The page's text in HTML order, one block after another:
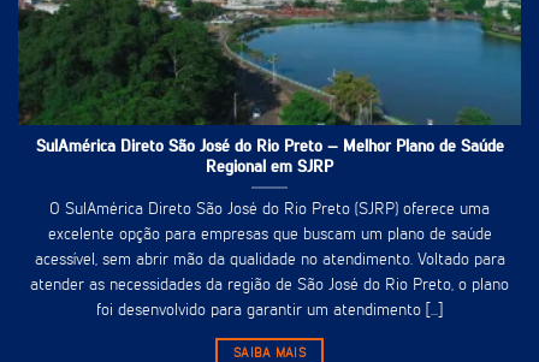
SulAmérica Direto São José do Rio Preto – Melhor Plano de Saúde
Regional em SJRP
O SulAmérica Direto São José do Rio Preto (SJRP) oferece uma
excelente opção para empresas que buscam um plano de saúde
acessível, sem abrir mão da qualidade no atendimento. Voltado para
atender as necessidades da região de São José do Rio Preto, o plano
foi desenvolvido para garantir um atendimento [...]
SAIBA MAIS